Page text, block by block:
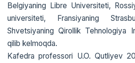
Belgiyaning Libre Universiteti,
universiteti, Fransiyaning
Shvetsiyaning Qirollik Tehnologiya
qilib kelmoqda.
Kafedra professori U.O. Qutliyev